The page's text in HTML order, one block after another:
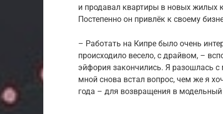
и продавал квартиры в новых жилых
Постепенно он привлёк к своему
– Работать на Кипре было очень
происходило весело, с драйвом, –
эйфория закончились. Я разошлась
мной снова встал вопрос, чем же я
года – для возвращения в